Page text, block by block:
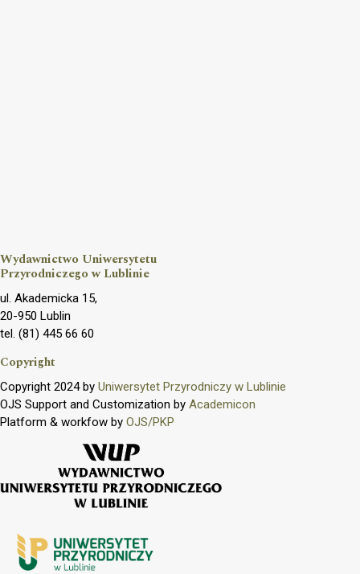
Wydawnictwo Uniwersytetu
Przyrodniczego w Lublinie
ul. Akademicka 15,
20-950 Lublin
tel. (81) 445 66 60
Copyright
Copyright 2024 by Uniwersytet Przyrodniczy w Lublinie
OJS Support and Customization by Academicon
Platform & workfow by OJS/PKP